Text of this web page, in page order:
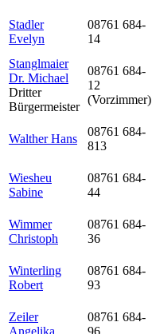
Stadler
Evelyn
08761 684-
14
Stanglmaier
Dr. Michael
Dritter
Bürgermeister
08761 684-
12
(Vorzimmer)
Walther Hans
08761 684-
813
Wiesheu
Sabine
08761 684-
44
Wimmer
Christoph
08761 684-
36
Winterling
Robert
08761 684-
93
Zeiler
Angelika
08761 684-
96